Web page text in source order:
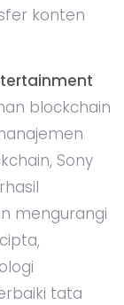
konten
blockchain
Sony
mengurangi
tata